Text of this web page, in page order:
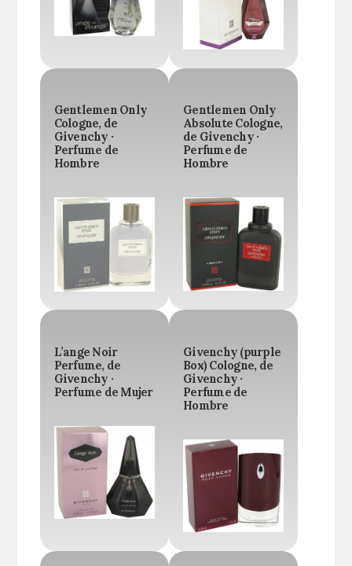
Gentlemen Only
Cologne, de
Givenchy ·
Perfume de
Hombre
Gentlemen Only
Absolute Cologne,
de Givenchy ·
Perfume de
Hombre
L’ange Noir
Perfume, de
Givenchy ·
Perfume de Mujer
Givenchy (purple
Box) Cologne, de
Givenchy ·
Perfume de
Hombre